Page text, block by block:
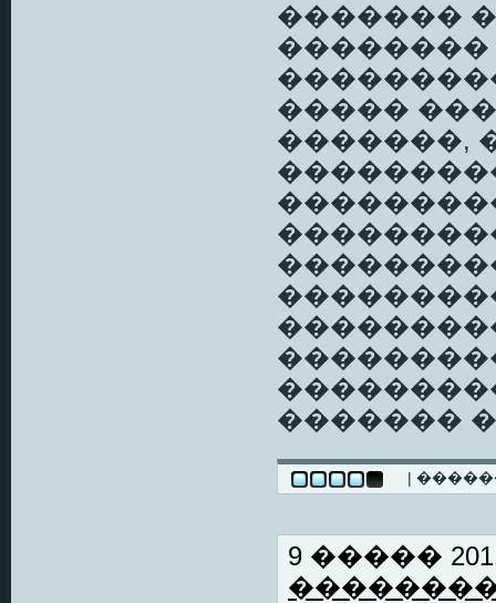
�������
�����
�������,
�������
|
9 �����